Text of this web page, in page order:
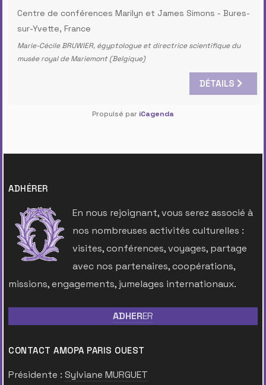
Centre de conférences Marilyn et James Simons - Bures-
sur-Yvette, France
Marie-Cécile BRUWIER, égyptologue et directrice scientifique du
musée royal de Mariemont (Belgique)
DÉTAILS
Propulsé par iCagenda
ADHÉRER
En nous rejoignant, vous serez associé à
nos nombreuses activités culturelles :
visites, conférences, voyages, partage
avec nos partenaires, coopérations,
missions, engagements, jumelages internationaux.
ADHERER
CONTACT AMOPA PARIS OUEST
Présidente : Sylviane MURGUET